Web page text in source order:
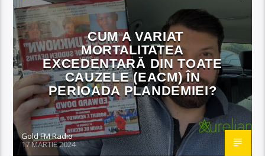
CUM A VARIAT
MORTALITATEA
EXCEDENTARĂ DIN TOATE
CAUZELE (EACM) ÎN
PERIOADA PLANDEMIEI?
Gold FM Radio
17 MARTIE 2024